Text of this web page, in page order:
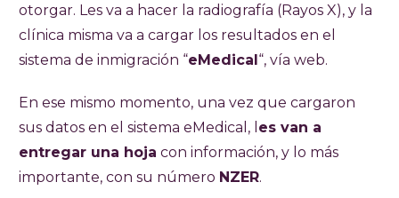
otorgar. Les va a hacer la radiografía (Rayos X), y la
clínica misma va a cargar los resultados en el
sistema de inmigración “eMedical“, vía web.
En ese mismo momento, una vez que cargaron
sus datos en el sistema eMedical, l es van a
entregar una hoja con información, y lo más
importante, con su número NZER.